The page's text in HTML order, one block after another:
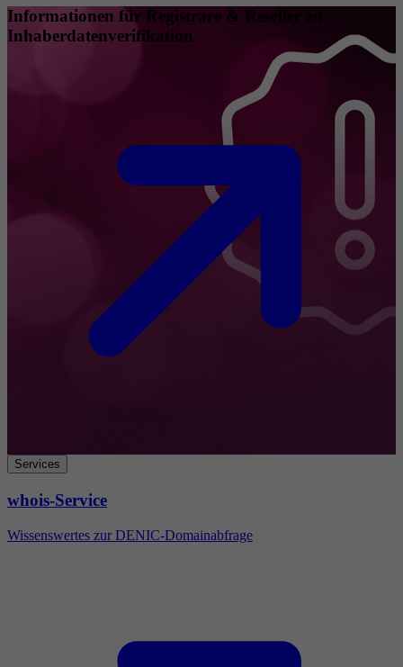
Informationen für Registrare & Reseller zu
Inhaberdatenverifikation
Services
whois-Service
Wissenswertes zur DENIC-Domainabfrage